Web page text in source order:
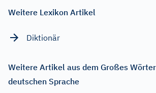
Weitere Lexikon Artikel
Diktionär
Weitere Artikel aus dem Großes
deutschen Sprache